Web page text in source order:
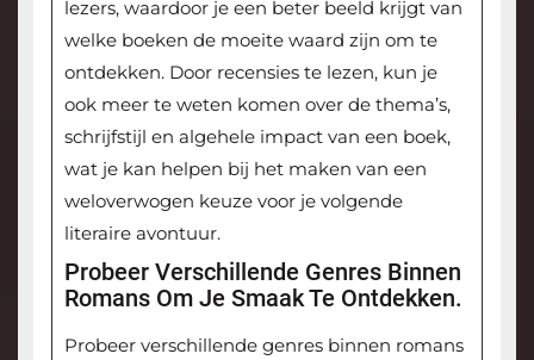
lezers, waardoor je een beter beeld krijgt van
welke boeken de moeite waard zijn om te
ontdekken. Door recensies te lezen, kun je
ook meer te weten komen over de thema’s,
schrijfstijl en algehele impact van een boek,
wat je kan helpen bij het maken van een
weloverwogen keuze voor je volgende
literaire avontuur.
Probeer Verschillende Genres Binnen
Romans Om Je Smaak Te Ontdekken.
Probeer verschillende genres binnen romans